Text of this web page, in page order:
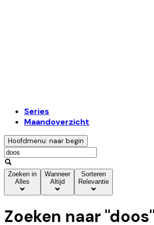
Series
Maandoverzicht
Hoofdmenu: naar begin
Zoeken in
Alles
Wanneer
Altijd
Sorteren
Relevantie
Zoeken naar "doos